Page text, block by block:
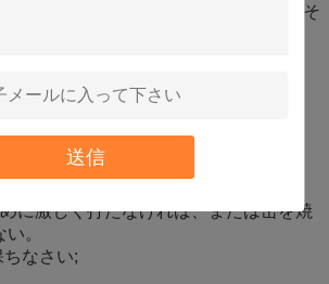
送信
、静的除去する。自動車の油が多い土そ
除きなさい
花および他のもとから保ちなさい。
所（45℃）の店;直接日光を避けなさ
に激しく打たなければ、または缶を焼
。
なさい;